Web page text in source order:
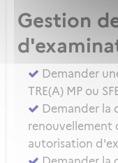
Gestion
Demander
TRE(A) MP ou
Demander la
renouvellement
autorisation